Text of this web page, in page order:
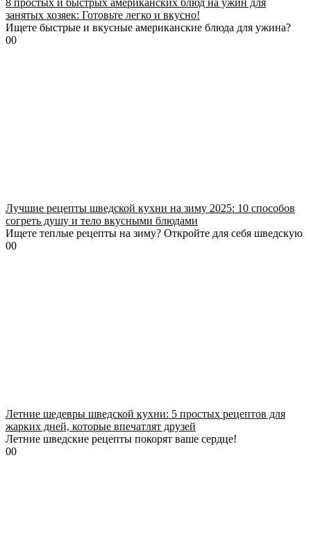
8 простых и быстрых американских блюд на ужин для
занятых хозяек: Готовьте легко и вкусно!
Ищете быстрые и вкусные американские блюда для ужина?
00
Лучшие рецепты шведской кухни на зиму 2025: 10 способов
согреть душу и тело вкусными блюдами
Ищете теплые рецепты на зиму? Откройте для себя шведскую
00
Летние шедевры шведской кухни: 5 простых рецептов для
жарких дней, которые впечатлят друзей
Летние шведские рецепты покорят ваше сердце!
00